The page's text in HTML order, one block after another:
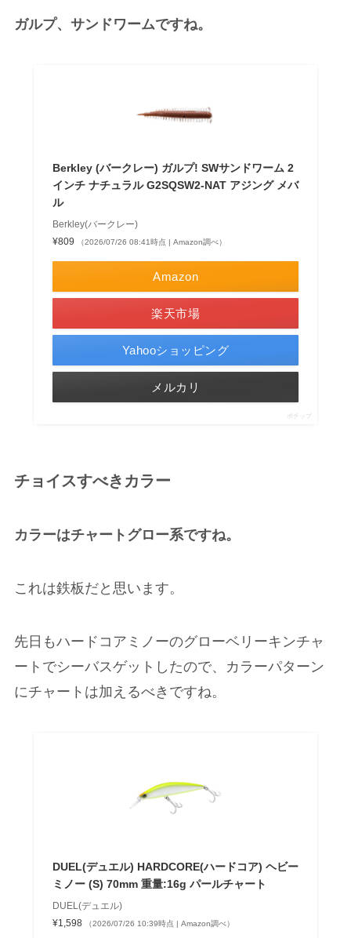
ガルプ、サンドワームですね。
Berkley (バークレー) ガルプ! SWサンドワーム 2
インチ ナチュラル G2SQSW2-NAT アジング メバ
ル
Berkley(バークレー)
¥809
（2026/07/26 08:41時点 | Amazon調べ）
Amazon
楽天市場
Yahooショッピング
メルカリ
ポチップ
チョイスすべきカラー
カラーはチャートグロー系ですね。
これは鉄板だと思います。
先日もハードコアミノーのグローベリーキンチャ
ートでシーバスゲットしたので、カラーパターン
にチャートは加えるべきですね。
DUEL(デュエル) HARDCORE(ハードコア) ヘビー
ミノー (S) 70mm 重量:16g パールチャート
DUEL(デュエル)
¥1,598
（2026/07/26 10:39時点 | Amazon調べ）